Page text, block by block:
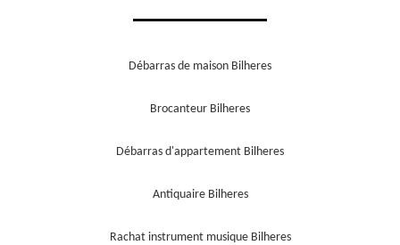
Débarras de maison Bilheres
Brocanteur Bilheres
Débarras d'appartement Bilheres
Antiquaire Bilheres
Rachat instrument musique Bilheres